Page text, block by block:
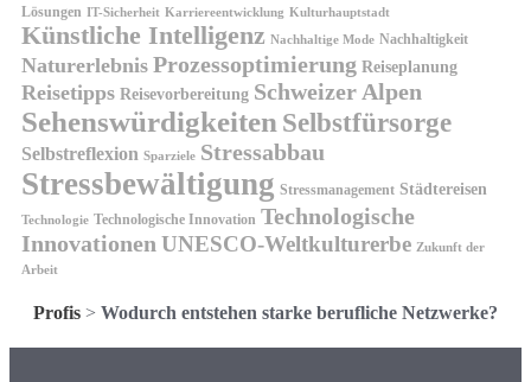
Lösungen IT-Sicherheit Karriereentwicklung Kulturhauptstadt
Künstliche Intelligenz Nachhaltige Mode Nachhaltigkeit
Naturerlebnis Prozessoptimierung Reiseplanung
Reisetipps Reisevorbereitung Schweizer Alpen
Sehenswürdigkeiten Selbstfürsorge
Selbstreflexion Sparziele Stressabbau
Stressbewältigung Stressmanagement Städtereisen
Technologie Technologische Innovation Technologische
Innovationen UNESCO-Weltkulturerbe Zukunft der
Arbeit
Profis > Wodurch entstehen starke berufliche Netzwerke?